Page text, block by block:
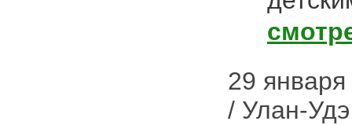
29
/ Улан-Удэ